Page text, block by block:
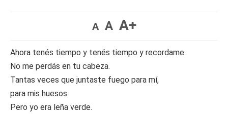
A A A+
Ahora tenés tiempo y tenés tiempo y recordame.
No me perdás en tu cabeza.
Tantas veces que juntaste fuego para mí,
para mis huesos.
Pero yo era leña verde.